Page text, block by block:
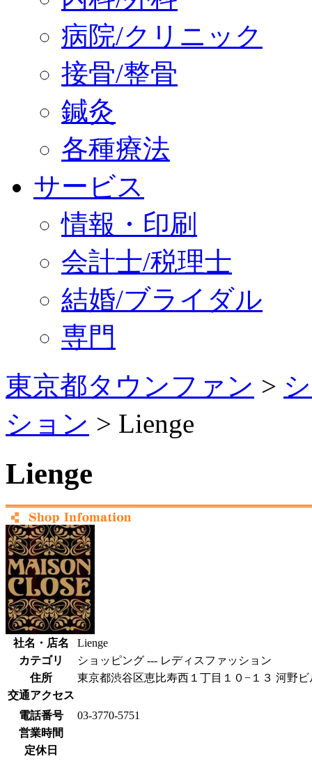
病院/クリニック
接骨/整骨
鍼灸
各種療法
サービス
情報・印刷
会計士/税理士
結婚/ブライダル
専門
東京都タウンファン >
ション > Lienge
Lienge
社名・店名
Lienge
カテゴリ
ショッピング --- レディスファッション
住所
東京都渋谷区恵比寿西１丁目１０−１３ 河野ビ
交通アクセス
電話番号
03-3770-5751
営業時間
定休日